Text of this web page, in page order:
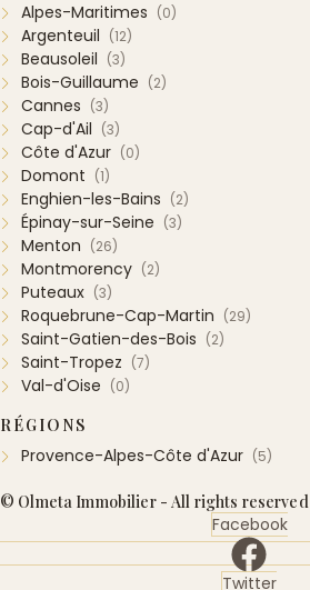
Alpes-Maritimes (0)
Argenteuil (12)
Beausoleil (3)
Bois-Guillaume (2)
Cannes (3)
Cap-d'Ail (3)
Côte d'Azur (0)
Domont (1)
Enghien-les-Bains (2)
Épinay-sur-Seine (3)
Menton (26)
Montmorency (2)
Puteaux (3)
Roquebrune-Cap-Martin (29)
Saint-Gatien-des-Bois (2)
Saint-Tropez (7)
Val-d'Oise (0)
RÉGIONS
Provence-Alpes-Côte d'Azur (5)
© Olmeta Immobilier - All rights reserved
Facebook
Twitter